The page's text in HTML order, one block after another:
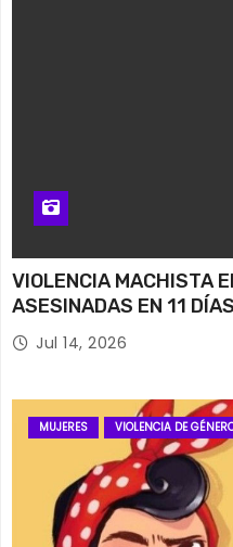
VIOLENCIA MACHISTA
ASESINADAS EN 11 DÍAS
Jul 14, 2026
MUJERES VIOLENCIA DE